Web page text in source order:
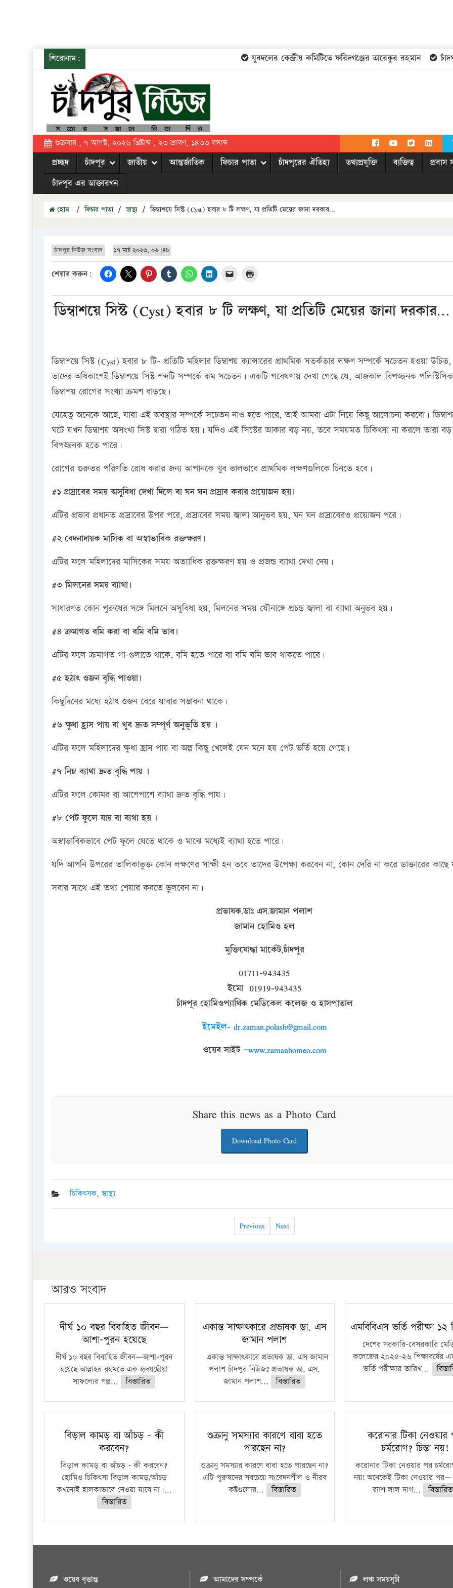
শিরোনাম: যুবদলের কেন্দ্রীয় কমিটিতে ফরিদগঞ্জের তারেকুর রহমান
শুক্রবার , ৭ আগস্ট, ২০২৬ খ্রিষ্টাব্দ , ২৩ শ্রাবণ, ১৪৩৩ বঙ্গাব্দ
প্রচ্ছদ চাঁদপুর জাতীয় আন্তর্জাতিক ফিচার পাতা চাঁদপুরের ঐতিহ্য তথ্যপ্রযুক্তি ব্যক্তিত্ব প্রবাস
চাঁদপুর এর ডাক্তারগন
হোম / ফিচার পাতা / স্বাস্থ্য / ডিম্বাশয়ে সিস্ট (Cyst) হবার ৮ টি লক্ষণ, যা প্রতিটি মেয়ের জানা দরকার…
চাঁদপুর নিউজ সংবাদ ১৭ মার্চ ২০২৩, ০৬:৪৮
শেয়ার করুন:
ডিম্বাশয়ে সিস্ট (Cyst) হবার ৮ টি লক্ষণ, যা প্রতিটি মেয়ের জানা দরকার…
ডিম্বাশয়ে সিস্ট (Cyst) হবার ৮ টি- প্রতিটি মহিলার ডিম্বাশয় ক্যান্সারের প্রাথমিক সতর্কতার লক্ষণ সম্পর্কে সচেতন হওয়া উচিত,
তাদের অধিকাংশই ডিম্বাশয়ে সিস্ট শব্দটি সম্পর্কে কম সচেতন। একটি গবেষণায় দেখা গেছে যে, আজকাল বিপজ্জনক পলিস্টিসিক
ডিম্বাশয় রোগের সংখ্যা ক্রমশ বাড়ছে।
যেহেতু অনেকে আছে, যারা এই অবস্থার সম্পর্কে সচেতন নাও হতে পারে, তাই আমরা এটা নিয়ে কিছু আলোচনা করবো।
ঘটে যখন ডিম্বাশয় অসংখ্য সিস্ট দ্বারা গঠিত হয়। যদিও এই সিস্টের আকার বড় নয়, তবে সময়মত চিকিৎসা না করলে তারা
বিপজ্জনক হতে পারে।
রোগের গুরুতর পরিণতি রোধ করার জন্য আপানকে খুব ভালভাবে প্রাথমিক লক্ষণগুলিকে চিনতে হবে।
#১ প্রস্রাবের সময় অসুবিধা দেখা দিলে বা ঘন ঘন প্রস্রাব করার প্রয়োজন হয়।
এটির প্রভাব প্রধানত প্রস্রাবের উপর পরে, প্রস্রাবের সময় জ্বালা আনুভব হয়, ঘন ঘন প্রস্রাবেরও প্রয়োজন পরে।
#২ বেদনাদায়ক মাসিক বা অস্বাভাবিক রক্তক্ষরণ।
এটির ফলে মহিলাদের মাসিকের সময় অত্যাধিক রক্তক্ষরণ হয় ও প্রজন্ড ব্যাথা দেখা দেয়।
#৩ মিলনের সময় ব্যাথা।
সাধারণত কোন পুরুষের সঙ্গে মিলনে অসুবিধা হয়, মিলনের সময় যৌনাঙ্গে প্রচন্ড জ্বালা বা ব্যাথা অনুভব হয়।
#৪ ক্রমাগত বমি করা বা বমি বমি ভাব।
এটির ফলে ক্রমাগত গা-গুলাতে থাকে, বমি হতে পারে বা বমি বমি ভাব থাকতে পারে।
#৫ হঠাৎ ওজন বৃদ্ধি পাওয়া।
কিছুদিনের মধ্যে হঠাৎ ওজন বেরে যাবার সম্ভাবনা থাকে।
#৬ ক্ষুধা হ্রাস পায় বা খুব দ্রুত সম্পূর্ণ অনুভূতি হয় ।
এটির ফলে মহিলাদের ক্ষুধা হ্রাস পায় বা অল্প কিছু খেলেই যেন মনে হয় পেট ভর্তি হয়ে গেছে।
#৭ নিম্ন ব্যাথা দ্রুত বৃদ্ধি পায় ।
এটির ফলে কোমর বা আশেপাশে ব্যাথা দ্রুত বৃদ্ধি পায়।
#৮ পেট ফুলে যায় বা ব্যথা হয় ।
অস্বাভাবিকভাবে পেট ফুলে যেতে থাকে ও মাঝে মধ্যেই ব্যাথা হতে পারে।
যদি আপনি উপরের তালিকাভুক্ত কোন লক্ষণের সাক্ষী হন তবে তাদের উপেক্ষা করবেন না, কোন দেরি না করে ডাক্তারের কাছে
সবার সাথে এই তথ্য শেয়ার করতে ভুলবেন না।
প্রভাষক.ডাঃ এস.জামান পলাশ
জামান হোমিও হল
মুক্তিযোদ্ধা মার্কেট,চাঁদপুর
01711-943435
ইমো 01919-943435
চাঁদপুর হোমিওপ্যাথিক মেডিকেল কলেজ ও হাসপাতাল
ইমেইল- dr.zaman.polash@gmail.com
ওয়েব সাইট–www.zamanhomeo.com
Share this news as a Photo Card
Download Photo Card
চিকিৎসক,স্বাস্থ্য
Previous Next
আরও সংবাদ
দীর্ঘ ১০ বছর বিবাহিত জীবন—
আশা-পুরন হয়েছে
দীর্ঘ ১০ বছর বিবাহিত জীবন—আশা-পুরন
হয়েছে আল্লাহর রহমতে এক হৃদয়ছোঁয়া
সাফল্যের গল্প...
বিস্তারিত
একান্ত সাক্ষাৎকারে প্রভাষক ডা. এস
জামান পলাশ
একান্ত সাক্ষাৎকারে প্রভাষক ডা. এস জামান
পলাশ চাঁদপুর নিউজঃ প্রভাষক ডা. এস.
জামান পলাশ...
বিস্তারিত
এমবিবিএস ভর্তি পরীক্ষা ১২
দেশের সরকারি-বেসরকারি
কলেজের ২০২৫-২৬ শিক্ষাবর্ষের
ভর্তি পরীক্ষার তারিখ...
বিড়াল কামড় বা আঁচড় – কী
করবেন?
বিড়াল কামড় বা আঁচড় – কী করবেন?
হোমিও চিকিৎসা বিড়াল কামড়/আঁচড়
কখনোই হালকাভাবে নেওয়া যাবে না।...
বিস্তারিত
শুক্রানু সমস্যার কারণে বাবা হতে
পারছেন না?
শুক্রানু সমস্যার কারণে বাবা হতে পারছেন না?
এটি পুরুষদের সবচেয়ে সংবেদনশীল ও নীরব
কষ্টগুলোর...
বিস্তারিত
করোনার টিকা নেওয়ার
চর্মরোগ? চিন্তা নয়!
করোনার টিকা নেওয়ার পর
নয়! অনেকেই টিকা নেওয়ার পর—
র‍্যাশ লাল দাগ...
বিস্তারিত
ওয়েব বৃত্তান্ত আমাদের সম্পর্কে লঞ্চ সময়সূচী